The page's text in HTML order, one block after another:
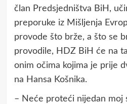
član Predsjedništva BiH,
preporuke iz Mišljenja
provode što brže, a što se
provodile, HDZ BiH će na
onim očima kojima je prije
na Hansa Košnika.
– Neće proteći nijedan moj